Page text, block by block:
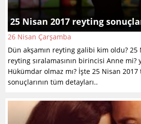
25 Nisan 2017 reyting
26 Nisan Çarşamba
Dün akşamın reyting galibi kim oldu?
reyting sıralamasının birincisi Anne mi?
Hükümdar olmaz mı? İşte 25 Nisan
sonuçlarının tüm detayları..